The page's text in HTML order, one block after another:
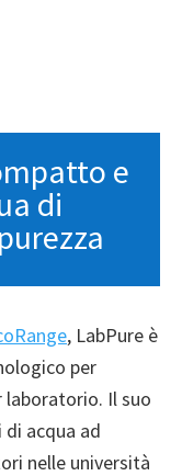
e
di
, LabPure è
per
laboratorio. Il suo
acqua ad
nelle università